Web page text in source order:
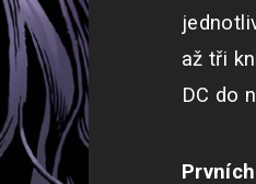
až tři
DC do